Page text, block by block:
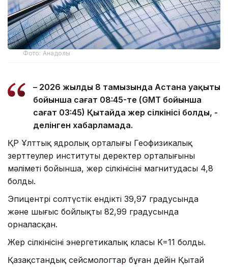
Фото: Анадолы
– 2026 жылдың 8 тамызында Астана уақыты
бойынша сағат 08:45-те (GMT бойынша
сағат 03:45) Қытайда жер сілкінісі болды, -
делінген хабарламада.
ҚР Ұлттық ядролық орталығы Геофизикалық
зерттеулер институты деректер орталығының
мәліметі бойынша, жер сілкінісінің магнитудасы 4,8
болды.
Эпицентрі солтүстік ендіктің 39,97 градусында
және шығыс бойлықтың 82,99 градусында
орналасқан.
Жер сілкінісінің энергетикалық класы K=11 болды.
Қазақстандық сейсмологтар бұған дейін Қытай